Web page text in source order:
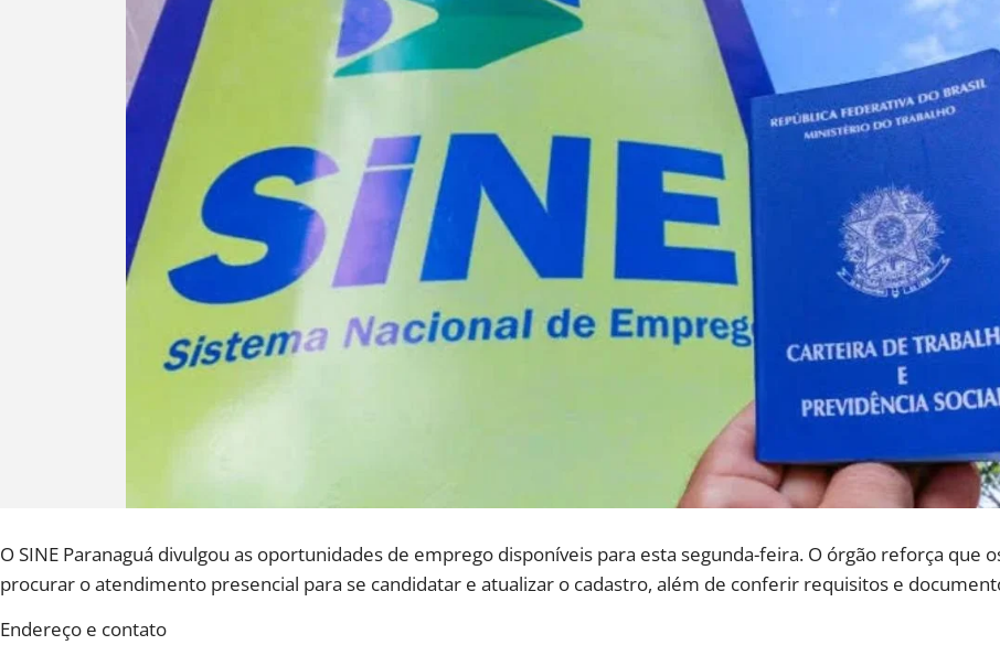
O SINE Paranaguá divulgou as oportunidades de emprego disponíveis para esta segunda-feira. O órgão reforça que
procurar o atendimento presencial para se candidatar e atualizar o cadastro, além de conferir requisitos e
Endereço e contato